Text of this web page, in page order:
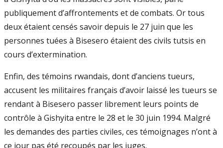
publiquement d’affrontements et de combats. Or tous
deux étaient censés savoir depuis le 27 juin que les
personnes tuées à Bisesero étaient des civils tutsis en
cours d’extermination.
Enfin, des témoins rwandais, dont d’anciens tueurs,
accusent les militaires français d’avoir laissé les tueurs se
rendant à Bisesero passer librement leurs points de
contrôle à Gishyita entre le 28 et le 30 juin 1994. Malgré
les demandes des parties civiles, ces témoignages n’ont à
ce jour pas été recoupés par les juges.